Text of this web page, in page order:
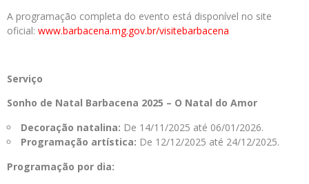
A programação completa do evento está disponível no site
oficial: www.barbacena.mg.gov.br/visitebarbacena
Serviço
Sonho de Natal Barbacena 2025 – O Natal do Amor
Decoração natalina: De 14/11/2025 até 06/01/2026.
Programação artística: De 12/12/2025 até 24/12/2025.
Programação por dia: